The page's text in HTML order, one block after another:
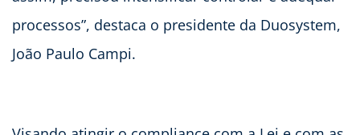
processos”, destaca o presidente da Duosystem,
João Paulo Campi.